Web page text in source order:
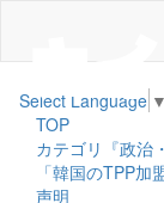
Select Language ▼
TOP
カテゴリ『政治
「韓国のTPP
声明